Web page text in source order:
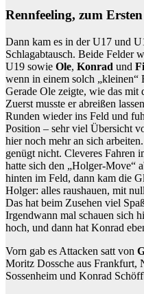
Rennfeeling, zum Ersten
Dann kam es in der U17 und
Schlagabtausch. Beide Felder
U19 sowie Ole, Konrad und
wenn in einem solch „kleinen“
Gerade Ole zeigte, wie das mit
Zuerst musste er abreißen
Runden wieder ins Feld und
Position – sehr viel Übersicht
hier noch mehr an sich
genügt nicht. Cleveres Fahren
hatte sich den „Holger-Move“
hinten im Feld, dann kam die
Holger: alles raushauen, mit
Das hat beim Zusehen viel
Irgendwann mal schauen sich
hoch, und dann hat Konrad
Vorn gab es Attacken satt von
Moritz Dossche aus Frankfurt,
Sossenheim und Konrad